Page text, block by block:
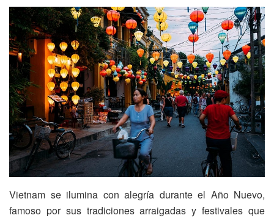
Vietnam se ilumina con alegría durante el Año Nuevo,
famoso por sus tradiciones arraigadas y festivales que